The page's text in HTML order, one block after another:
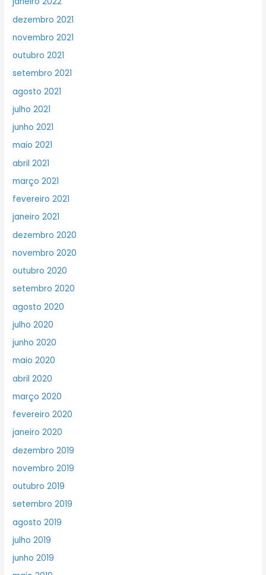
dezembro 2021
novembro 2021
outubro 2021
setembro 2021
agosto 2021
julho 2021
junho 2021
maio 2021
abril 2021
março 2021
fevereiro 2021
janeiro 2021
dezembro 2020
novembro 2020
outubro 2020
setembro 2020
agosto 2020
julho 2020
junho 2020
maio 2020
abril 2020
março 2020
fevereiro 2020
janeiro 2020
dezembro 2019
novembro 2019
outubro 2019
setembro 2019
agosto 2019
julho 2019
junho 2019